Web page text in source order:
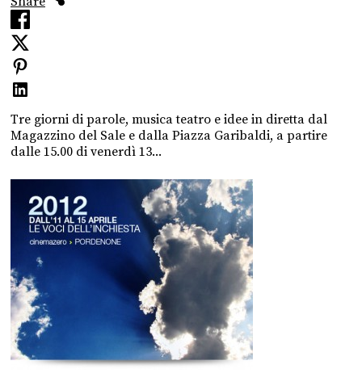
Tre giorni di parole, musica teatro e idee in diretta dal
Magazzino del Sale e dalla Piazza Garibaldi, a partire
dalle 15.00 di venerdì 13...